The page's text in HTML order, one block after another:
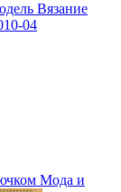
Вязание
04
Мода и